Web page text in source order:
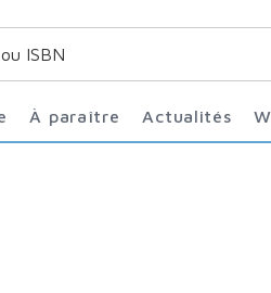
À paraître Actualités